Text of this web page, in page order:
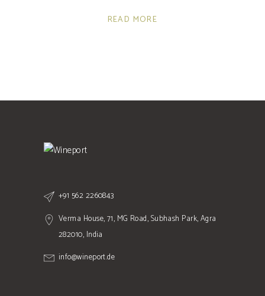
READ MORE
+91 562 2260843
Verma House, 71, MG Road, Subhash Park, Agra
282010, India
info@wineport.de